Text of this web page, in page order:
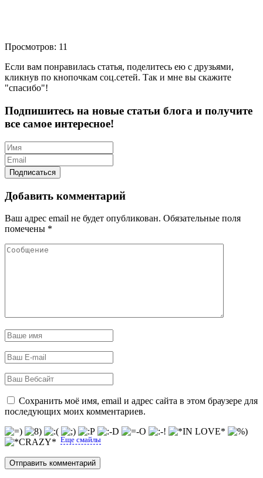
Просмотров: 11
Если вам понравилась статья, поделитесь ею с друзьями,
кликнув по кнопочкам соц.сетей. Так и мне вы скажите
"спасибо"!
Подпишитесь на новые статьи блога и получите
все самое интересное!
Добавить комментарий
Ваш адрес email не будет опубликован. Обязательные поля
помечены *
Сохранить моё имя, email и адрес сайта в этом браузере для
последующих моих комментариев.
Еще смайлы